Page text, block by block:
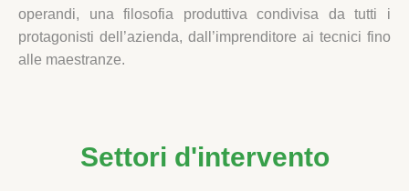
operandi, una filosofia produttiva condivisa da tutti i
protagonisti dell’azienda, dall’imprenditore ai tecnici fino
alle maestranze.
Settori d'intervento